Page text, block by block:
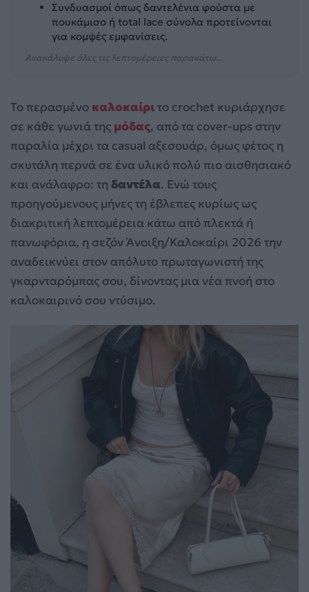
Συνδυασμοί όπως δαντελένια φούστα με
πουκάμισο ή total lace σύνολα προτείνονται
για κομψές εμφανίσεις.
Ανακάλυψε όλες τις λεπτομέρειες παρακάτω...
Το περασμένο καλοκαίριτο crochet κυριάρχησε
σε κάθε γωνιά της μόδας, από τα cover-ups στην
παραλία μέχρι τα casual αξεσουάρ, όμως φέτος η
σκυτάλη περνά σε ένα υλικό πολύ πιο αισθησιακό
και ανάλαφρο: τη δαντέλα. Ενώ τους
προηγούμενους μήνες τη έβλεπες κυρίως ως
διακριτική λεπτομέρεια κάτω από πλεκτά ή
πανωφόρια, η σεζόν Άνοιξη/Καλοκαίρι 2026 την
αναδεικνύει στον απόλυτο πρωταγωνιστή της
γκαρνταρόμπας σου, δίνοντας μια νέα πνοή στο
καλοκαιρινό σου ντύσιμο.